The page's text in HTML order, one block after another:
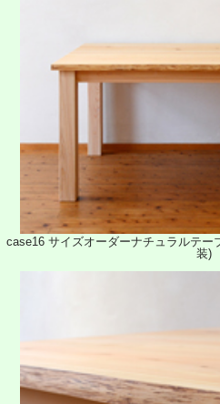
case16 サイズオーダーナチュラルテー
装)